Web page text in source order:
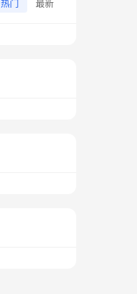
热门 最新